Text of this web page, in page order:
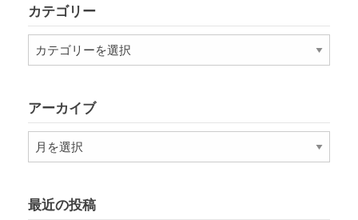
カテゴリー
テ
ー
アーカイブ
ア
ー
ブ
最近の投稿